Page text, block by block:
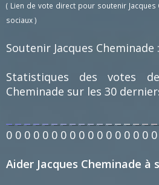
( Lien de vote direct pour soutenir
sociaux )
Soutenir Jacques Cheminade :
Statistiques des votes
Cheminade sur les 30
0 0 0 0 0 0 0 0 0 0 0 0 0 0 0 0 0
Aider Jacques Cheminade à